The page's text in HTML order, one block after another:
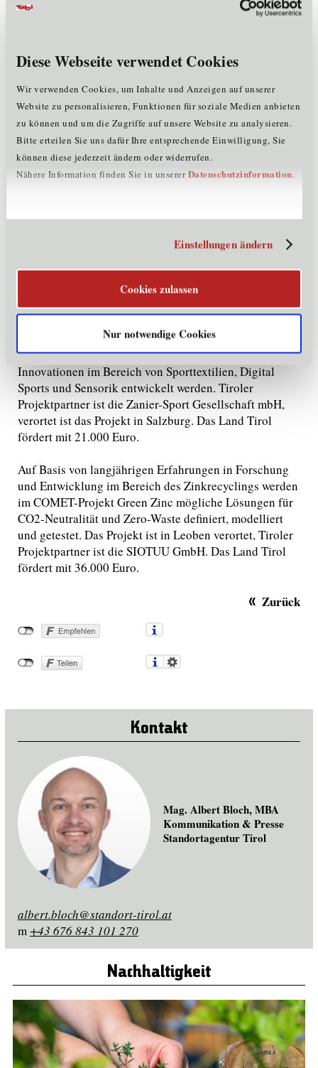
Diese Webseite verwendet Cookies
Wir verwenden Cookies, um Inhalte und Anzeigen auf unserer
Website zu personalisieren, Funktionen für soziale Medien anbieten
zu können und um die Zugriffe auf unsere Website zu analysieren.
Bitte erteilen Sie uns dafür Ihre entsprechende Einwilligung, Sie
können diese jederzeit ändern oder widerrufen.
Nähere Information finden Sie in unsererDatenschutzinformation.
Einstellungen ändern
Cookies zulassen
Nur notwendige Cookies
GmbH, SANDOZ GmbH, Sanubiom GmbH, Sinsoma
der Reduktion des Verbrauchs fossiler Rohstoffe in
metallurgischen Verfahren. Zudem sollen Prozesse
mittels Lichtbogen elektrifiziert werden. Dieses Projekt
ist in Linz beheimatet, die Förderung des Landes Tirol
beträgt 200.000 Euro. Die Montanwerke Brixlegg AG ist
als Tiroler Partner mit dabei.
für Entwicklungsmethoden und -werkzeuge zu liefern,
Verbrennungsmotoren vorantreiben. Das Land Tirol
fördert mit 300.000 Euro, Tiroler Projektpartner ist die
INNIO Jenbacher GmbH & Co OG.
Im Rahmen des COMET-Projekts „Next Level of Digital
Motion in Sports, Fitness and Well-being“ sollen
Innovationen im Bereich von Sporttextilien, Digital
Sports und Sensorik entwickelt werden. Tiroler
Projektpartner ist die Zanier-Sport Gesellschaft mbH,
verortet ist das Projekt in Salzburg. Das Land Tirol
fördert mit 21.000 Euro.
Auf Basis von langjährigen Erfahrungen in Forschung
und Entwicklung im Bereich des Zinkrecyclings werden
im COMET-Projekt Green Zinc mögliche Lösungen für
CO2-Neutralität und Zero-Waste definiert, modelliert
und getestet. Das Projekt ist in Leoben verortet, Tiroler
Projektpartner ist die SIOTUU GmbH. Das Land Tirol
fördert mit 36.000 Euro.
Zurück
Kontakt
Mag. Albert Bloch, MBA
Kommunikation & Presse
Standortagentur Tirol
albert.bloch@standort-tirol.at
m+43 676 843 101 270
Nachhaltigkeit